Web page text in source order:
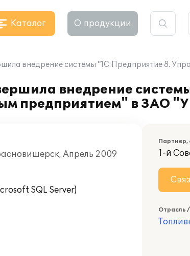
Каталог О продукции
внедрение системы "1С:Предприятие 8.
внедрение
предприятием" в ЗАО
Апрель 2009
SQL Server)
Партнер,
1-й
Отрасль